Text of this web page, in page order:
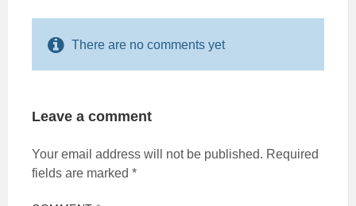
There are no comments yet
Leave a comment
Your email address will not be published. Required
fields are marked *